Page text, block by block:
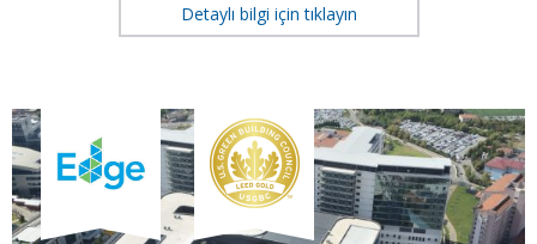
Detaylı bilgi için tıklayın